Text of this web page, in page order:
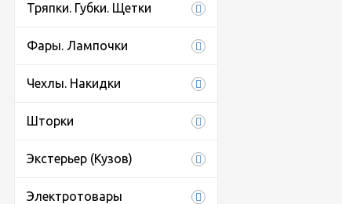
Тряпки. Губки. Щетки
Фары. Лампочки
Чехлы. Накидки
Шторки
Экстерьер (Кузов)
Электротовары